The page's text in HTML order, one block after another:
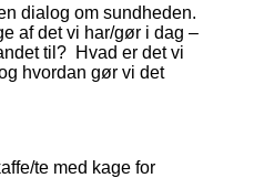
dialog om sundheden.
af det vi har/gør i dag –
til? Hvad er det vi
hvordan gør vi det
te med kage for